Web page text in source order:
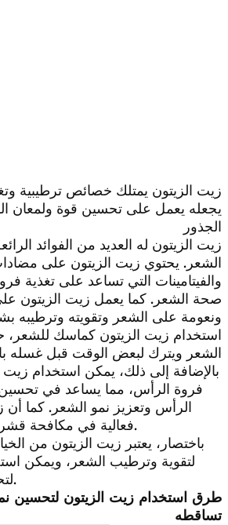
زيت الزيتون يمتلك خصائص ترطيبية
يجعله يعمل على تحسين قوة ولمعان
الجذور
زيت الزيتون له العديد من الفوائد
الشعر. يحتوي زيت الزيتون على
والفيتامينات التي تساعد على تغذية
صحة الشعر. كما يعمل زيت الزيتون
ونعومة على الشعر وتقويته وترطيبه
استخدام زيت الزيتون كماسك
الشعر ويترك لبعض الوقت قبل غسله
بالإضافة إلى ذلك، يمكن استخدام زيت
فروة الرأس، مما يساعد في
الرأس وتعزيز نمو الشعر. كما أن
فعالية في مكافحة قشرة الرأس وتهيج الجلد.
باختصار، يعتبر زيت الزيتون من
لتقوية وترطيب الشعر، ويمكن
لتحقيق النتائج المرغوبة.
طرق استخدام زيت الزيتون لتحسين
تساقطه